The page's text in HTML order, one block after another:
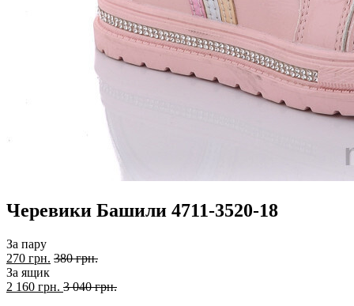
Черевики Башили 4711-3520-18
За пару
270 грн. 380 грн.
За ящик
2 160 грн. 3 040 грн.